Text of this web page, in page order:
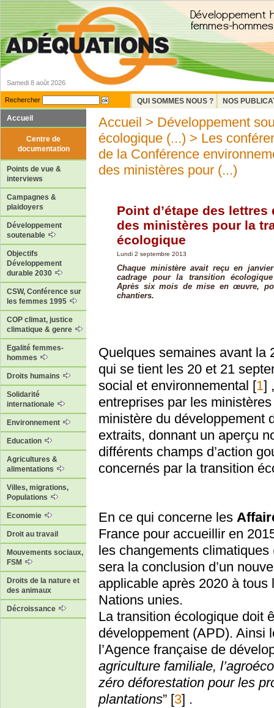
Samedi 8 août 2026
Rechercher QUI SOMMES NOUS ?
NOS
Accueil
Centre de
documentation
Points de vue &
interviews
Campagnes &
plaidoyers
Développement
soutenable
Objectifs
Développement
durable 2030
CSW, Conférence sur
les femmes 1995
COP climat, justice
climatique & genre
Egalité femmes-
hommes
Droits humains
Solidarité
internationale
Environnement
Education
Agricultures &
alimentations
Villes, migrations,
Populations
Economie
Droit au travail
Mouvements sociaux,
FSM
Droits de la nature et
des animaux
Décroissance
Accueil > Développement
écologique (...) > Les
de la Conférence
des ministères pour (...)
Point d’étape des lettres
des ministères pour la
écologique
Lundi 2 septembre 2013
Chaque ministère avait reçu en
cadrage pour la transition
Après six mois de mise en œuvre,
chantiers.
Quelques semaines avant la
qui se tient les 20 et 21
social et environnemental [1]
entreprises par les
ministère du développement
extraits, donnant un aperçu
différents champs d’action
concernés par la transition
En ce qui concerne les
France pour accueillir en
les changements
sera la conclusion d’un
applicable après 2020 à
Nations unies.
La transition écologique doit
développement (APD). Ainsi
l’Agence française de
agriculture familiale,
zéro déforestation pour les
plantations” [3] .